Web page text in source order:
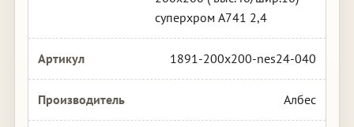
суперхром А741 2,4
1891-200x200-nes24-040
Албес